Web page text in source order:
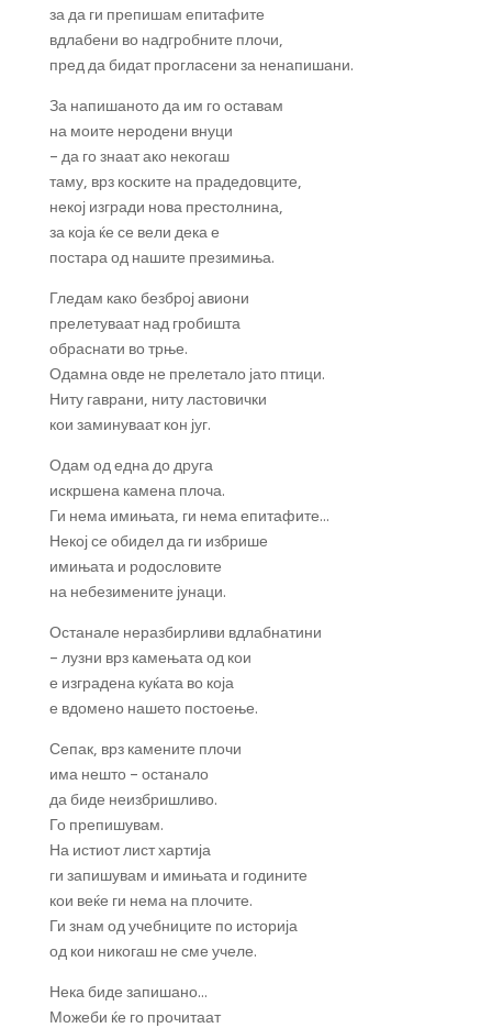
за да ги препишам епитафите
вдлабени во надгробните плочи,
пред да бидат прогласени за ненапишани.
За напишаното да им го оставам
на моите неродени внуци
– да го знаат ако некогаш
таму, врз коските на прадедовците,
некој изгради нова престолнина,
за која ќе се вели дека е
постара од нашите презимиња.
Гледам како безброј авиони
прелетуваат над гробишта
обраснати во трње.
Одамна овде не прелетало јато птици.
Ниту гаврани, ниту ластовички
кои заминуваат кон југ.
Одам од една до друга
искршена камена плоча.
Ги нема имињата, ги нема епитафите…
Некој се обидел да ги избрише
имињата и родословите
на небезимените јунаци.
Останале неразбирливи вдлабнатини
– лузни врз камењата од кои
е изградена куќата во која
е вдомено нашето постоење.
Сепак, врз камените плочи
има нешто – останало
да биде неизбришливо.
Го препишувам.
На истиот лист хартија
ги запишувам и имињата и годините
кои веќе ги нема на плочите.
Ги знам од учебниците по историја
од кои никогаш не сме учеле.
Нека биде запишано…
Можеби ќе го прочитаат